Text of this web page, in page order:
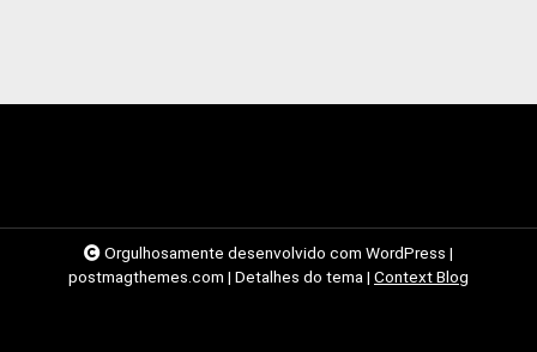
Orgulhosamente desenvolvido com WordPress |
postmagthemes.com | Detalhes do tema | Context Blog